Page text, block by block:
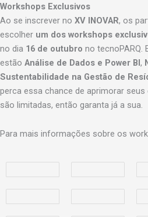
Workshops Exclusivos
Ao se inscrever no XV INOVAR, os
escolher um dos workshops
no dia 16 de outubro no tecnoPARQ.
estão Análise de Dados e Power BI,
Sustentabilidade na Gestão de
perca essa chance de aprimorar
são limitadas, então garanta já a sua.
Para mais informações sobre os